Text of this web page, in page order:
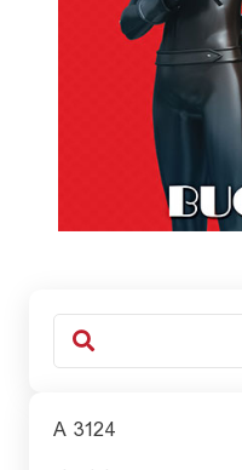
A 3124